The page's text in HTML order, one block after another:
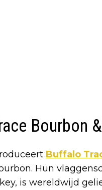
Bourbon
Buffalo
Hun
is wereldwijd